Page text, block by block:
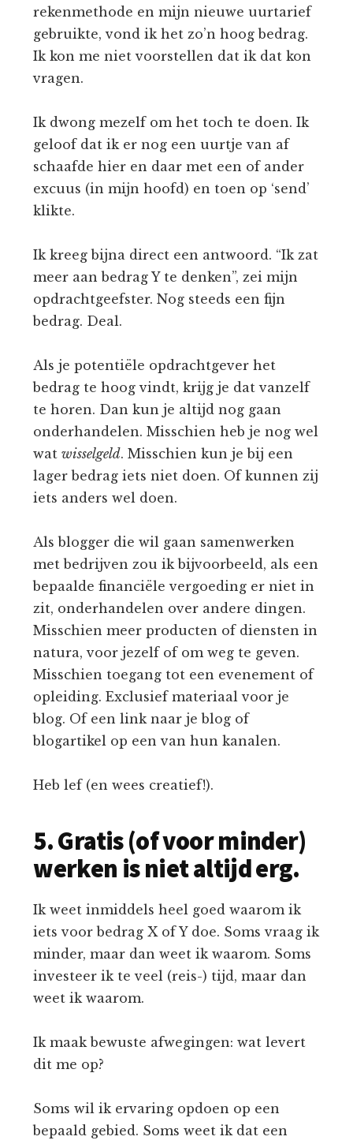
rekenmethode en mijn nieuwe uurtarief
gebruikte, vond ik het zo’n hoog bedrag.
Ik kon me niet voorstellen dat ik dat kon
vragen.
Ik dwong mezelf om het toch te doen. Ik
geloof dat ik er nog een uurtje van af
schaafde hier en daar met een of ander
excuus (in mijn hoofd) en toen op ‘send’
klikte.
Ik kreeg bijna direct een antwoord. “Ik zat
meer aan bedrag Y te denken”, zei mijn
opdrachtgeefster. Nog steeds een fijn
bedrag. Deal.
Als je potentiële opdrachtgever het
bedrag te hoog vindt, krijg je dat vanzelf
te horen. Dan kun je altijd nog gaan
onderhandelen. Misschien heb je nog wel
watwisselgeld. Misschien kun je bij een
lager bedrag iets niet doen. Of kunnen zij
iets anders wel doen.
Als blogger die wil gaan samenwerken
met bedrijven zou ik bijvoorbeeld, als een
bepaalde financiële vergoeding er niet in
zit, onderhandelen over andere dingen.
Misschien meer producten of diensten in
natura, voor jezelf of om weg te geven.
Misschien toegang tot een evenement of
opleiding. Exclusief materiaal voor je
blog. Of een link naar je blog of
blogartikel op een van hun kanalen.
Heb lef (en wees creatief!).
5. Gratis (of voor minder)
werken is niet altijd erg.
Ik weet inmiddels heel goed waarom ik
iets voor bedrag X of Y doe. Soms vraag ik
minder, maar dan weet ik waarom. Soms
investeer ik te veel (reis-) tijd, maar dan
weet ik waarom.
Ik maak bewuste afwegingen: wat levert
dit me op?
Soms wil ik ervaring opdoen op een
bepaald gebied. Soms weet ik dat een